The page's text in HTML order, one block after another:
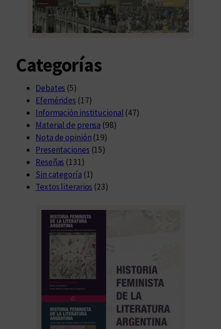
Categorías
Debates (5)
Efemérides (17)
Información institucional (47)
Material de prensa (98)
Nota de opinión (19)
Presentaciones (15)
Reseñas (131)
Sin categoría (1)
Textos literarios (23)